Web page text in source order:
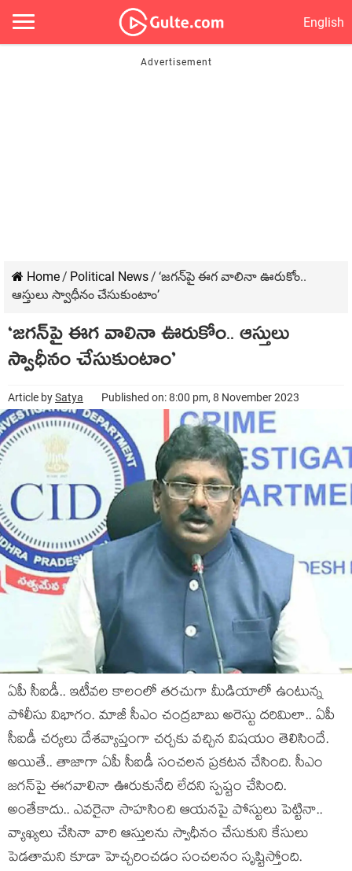
English
Home/ Political News/ ‘జ‌గ‌న్‌పై ఈగ వాలినా ఊరుకోం..
ఆస్తులు స్వాధీనం చేసుకుంటాం’
‘జ‌గ‌న్‌పై ఈగ వాలినా ఊరుకోం.. ఆస్తులు
స్వాధీనం చేసుకుంటాం’
Article bySatya Published on: 8:00 pm, 8 November 2023
ఏపీ సీఐడీ.. ఇటీవ‌ల కాలంలో త‌ర‌చుగా మీడియాలో ఉంటున్న
పోలీసు విభాగం. మాజీ సీఎం చంద్ర‌బాబు అరెస్టు ద‌రిమిలా.. ఏపీ
సీఐడీ చ‌ర్య‌లు దేశ‌వ్యాప్తంగా చ‌ర్చ‌కు వ‌చ్చిన విష‌యం తెలిసిందే.
అయితే.. తాజాగా ఏపీ సీఐడీ సంచ‌ల‌న ప్ర‌క‌ట‌న చేసింది. సీఎం
జ‌గ‌న్‌పై ఈగ‌వాలినా ఊరుకునేది లేద‌ని స్ప‌ష్టం చేసింది.
అంతేకాదు.. ఎవ‌రైనా సాహ‌సించి ఆయ‌న‌పై పోస్టులు పెట్టినా..
వ్యాఖ్య‌లు చేసినా వారి ఆస్తుల‌ను స్వాధీనం చేసుకుని కేసులు
పెడ‌తామ‌ని కూడా హెచ్చ‌రించ‌డం సంచ‌ల‌నం సృష్టిస్తోంది.